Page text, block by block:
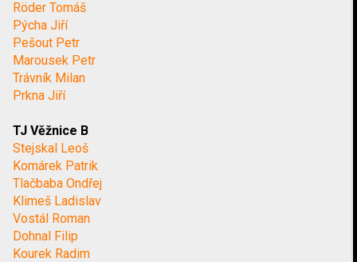
Röder Tomáš
Pýcha Jiří
Pešout Petr
Marousek Petr
Trávník Milan
Prkna Jiří
TJ Věžnice B
Stejskal Leoš
Komárek Patrik
Tlačbaba Ondřej
Klimeš Ladislav
Vostál Roman
Dohnal Filip
Kourek Radim